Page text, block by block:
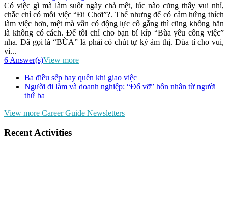
Có việc gì mà làm suốt ngày chả mệt, lúc nào cũng thấy vui nhỉ,
chắc chỉ có mỗi việc “Đi Chơi”?. Thế nhưng để có cảm hứng thích
làm việc hơn, mệt mà vẫn có động lực cố gắng thì cũng không hẳn
là không có cách. Để tôi chỉ cho bạn bí kíp “Bùa yêu công việc”
nha. Đã gọi là “BÙA” là phải có chút tự kỷ ám thị. Đùa tí cho vui,
vì...
6 Answer(s)View more
Ba điều sếp hay quên khi giao việc
Người đi làm và doanh nghiệp: “Đổ vỡ” hôn nhân từ người
thứ ba
View more Career Guide Newsletters
Recent Activities